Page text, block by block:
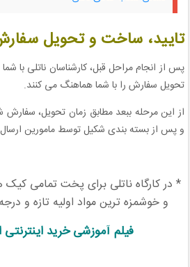
تایید، ساخت و تحویل
پس از انجام مراحل قبل، کارشناسان ناتلی با
تحویل سفارش را با شما هماهنگ می کنند.
از این مرحله ببعد مطابق زمان تحویل،
و پس از بسته بندی شکیل توسط مامورین
* در کارگاه ناتلی برای پخت تمامی کیک
و خوشمزه ترین مواد اولیه تازه و
فیلم آموزشی خرید